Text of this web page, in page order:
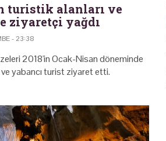
turistik alanları ve
ziyaretçi yağdı
- 23:38
2018'in Ocak-Nisan döneminde
yabancı turist ziyaret etti.